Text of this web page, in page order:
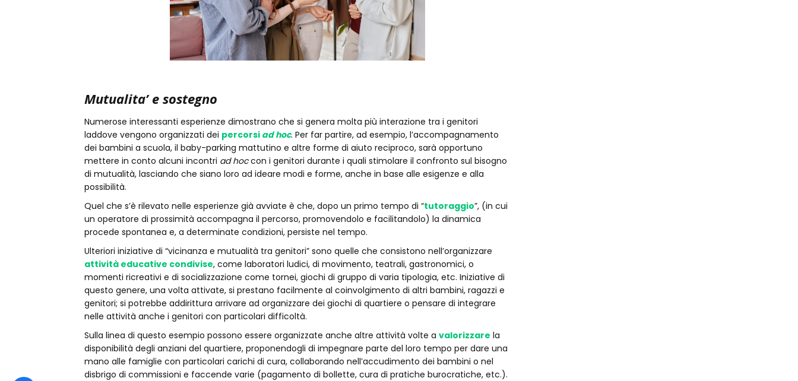
Mutualita’ e sostegno
Numerose interessanti esperienze dimostrano che si genera molta più interazione tra i genitori
laddove vengono organizzati dei percorsi ad hoc. Per far partire, ad esempio, l’accompagnamento
dei bambini a scuola, il baby-parking mattutino e altre forme di aiuto reciproco, sarà opportuno
mettere in conto alcuni incontri ad hoccon i genitori durante i quali stimolare il confronto sul bisogno
di mutualità, lasciando che siano loro ad ideare modi e forme, anche in base alle esigenze e alla
possibilità.
Quel che s’è rilevato nelle esperienze già avviate è che, dopo un primo tempo di “tutoraggio”, (in cui
un operatore di prossimità accompagna il percorso, promovendolo e facilitandolo) la dinamica
procede spontanea e, a determinate condizioni, persiste nel tempo.
Ulteriori iniziative di “vicinanza e mutualità tra genitori” sono quelle che consistono nell’organizzare
attività educative condivise, come laboratori ludici, di movimento, teatrali, gastronomici, o
momenti ricreativi e di socializzazione come tornei, giochi di gruppo di varia tipologia, etc. Iniziative di
questo genere, una volta attivate, si prestano facilmente al coinvolgimento di altri bambini, ragazzi e
genitori; si potrebbe addirittura arrivare ad organizzare dei giochi di quartiere o pensare di integrare
nelle attività anche i genitori con particolari difficoltà.
Sulla linea di questo esempio possono essere organizzate anche altre attività volte a valorizzare la
disponibilità degli anziani del quartiere, proponendogli di impegnare parte del loro tempo per dare una
mano alle famiglie con particolari carichi di cura, collaborando nell’accudimento dei bambini o nel
disbrigo di commissioni e faccende varie (pagamento di bollette, cura di pratiche burocratiche, etc.).